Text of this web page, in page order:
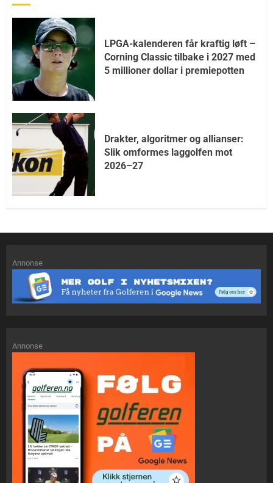
LPGA-kalenderen får kraftig løft –
Corning Classic tilbake i 2027 med
5 millioner dollar i premiepotten
Drakter, algoritmer og allianser:
Slik omformes laggolfen mot
2026–27
Annonse
Annonse